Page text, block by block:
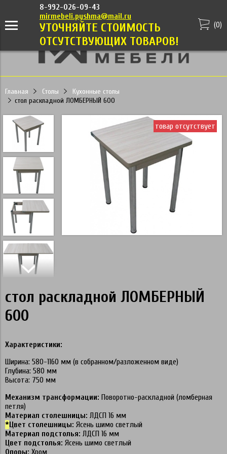
8-992-026-09-43
mirmebeli.pyshma@mail.ru
УТОЧНЯЙТЕ СТОИМОСТЬ
ОТСУТСТВУЮЩИХ ТОВАРОВ!
(0)
Главная Столы
Кухонные столы
стол раскладной ЛОМБЕРНЫЙ 600
товар отсутствует
стол раскладной ЛОМБЕРНЫЙ
600
Характеристики:
Ширина: 580-1160 мм (в собранном/разложенном виде)
Глубина: 580 мм
Высота: 750 мм
Механизм трансформации: Поворотно-раскладной (ломберная
петля)
Материал столешницы: ЛДСП 16 мм
*Цвет столешницы: Ясень шимо светлый
Материал подстолья: ЛДСП 16 мм
Цвет подстолья: Ясень шимо светлый
Опоры: Хром